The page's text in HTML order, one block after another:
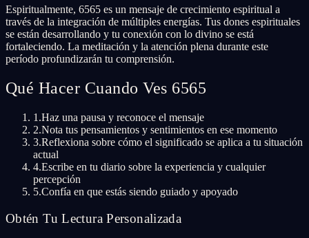
Espiritualmente, 6565 es un mensaje de crecimiento espiritual a
través de la integración de múltiples energías. Tus dones espirituales
se están desarrollando y tu conexión con lo divino se está
fortaleciendo. La meditación y la atención plena durante este
período profundizarán tu comprensión.
Qué Hacer Cuando Ves 6565
1.Haz una pausa y reconoce el mensaje
2.Nota tus pensamientos y sentimientos en ese momento
3.Reflexiona sobre cómo el significado se aplica a tu situación
actual
4.Escribe en tu diario sobre la experiencia y cualquier
percepción
5.Confía en que estás siendo guiado y apoyado
Obtén Tu Lectura Personalizada